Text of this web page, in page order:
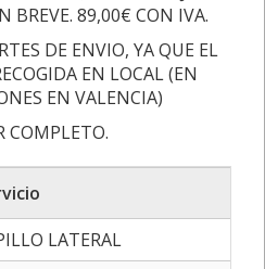
BREVE. 89,00€ CON IVA.
DE ENVIO, YA QUE EL
EN LOCAL (EN
EN VALENCIA)
COMPLETO.
LATERAL